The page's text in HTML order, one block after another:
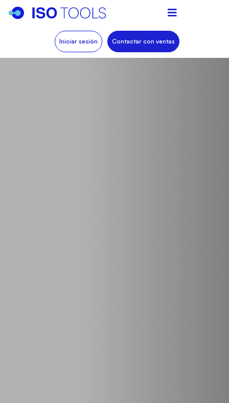
Iniciar sesión Contactar con ventas